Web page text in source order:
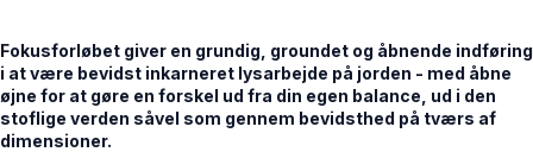
Fokusforløbet giver en grundig, groundet og åbnende indføring
i at være bevidst inkarneret lysarbejde på jorden - med åbne
øjne for at gøre en forskel ud fra din egen balance, ud i den
stoflige verden såvel som gennem bevidsthed på tværs af
dimensioner.